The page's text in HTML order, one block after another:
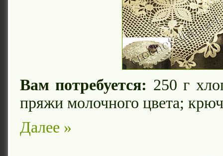
Вам потребуется: 250 г
пряжи молочного цвета;
Далее »